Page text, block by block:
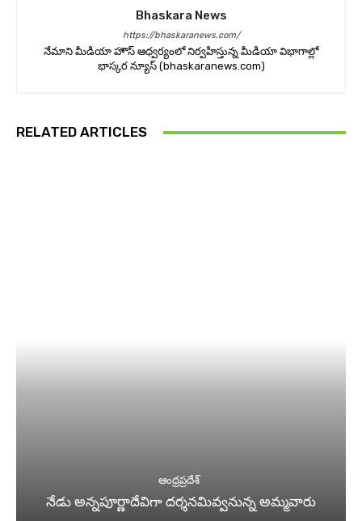
Bhaskara News
https://bhaskaranews.com/
నేమాని మీడియా హౌస్ ఆధ్వర్యంలో నిర్వహిస్తున్న మీడియా విభాగాల్లో
భాస్కర న్యూస్ (bhaskaranews.com)
RELATED ARTICLES
ఆంధ్రప్రదేశ్
నేడు అన్నపూర్ణాదేవిగా దర్శనమివ్వనున్న అమ్మవారు